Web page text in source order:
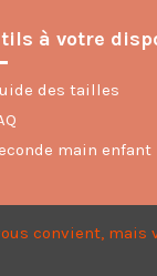
à votre
des tailles
main enfant
convient,